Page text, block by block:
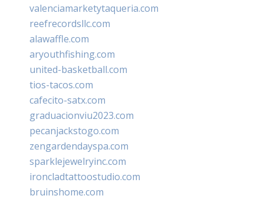
valenciamarketytaqueria.com
reefrecordsllc.com
alawaffle.com
aryouthfishing.com
united-basketball.com
tios-tacos.com
cafecito-satx.com
graduacionviu2023.com
pecanjackstogo.com
zengardendayspa.com
sparklejewelryinc.com
ironcladtattoostudio.com
bruinshome.com